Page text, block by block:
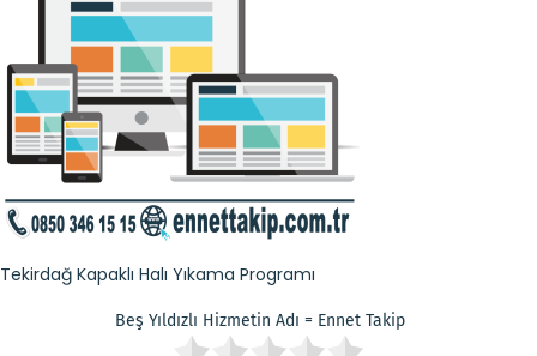
Tekirdağ Kapaklı Halı Yıkama Programı
Beş Yıldızlı Hizmetin Adı = Ennet Takip